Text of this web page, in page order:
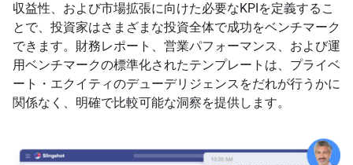
収益性、および市場拡張に向けた必要なKPIを定義するこ
とで、投資家はさまざまな投資全体で成功をベンチマーク
できます。財務レポート、営業パフォーマンス、および運
用ベンチマークの標準化されたテンプレートは、プライベ
ート・エクイティのデューデリジェンスをだれが行うかに
関係なく、明確で比較可能な洞察を提供します。